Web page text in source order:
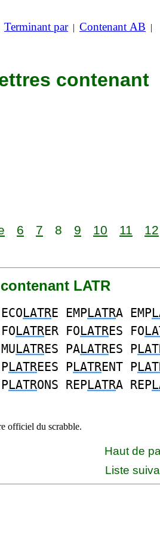
Terminant par| Contenant AB |
contenant
6 7 8 9 10 11
12
LATR
LATRE EMPLATRA EMP
LATRER FOLATRES FO
LATRES PALATRES P
LATREES PLATRENT P
LATRONS REPLATRA REP
officiel du scrabble.
Haut de
Liste